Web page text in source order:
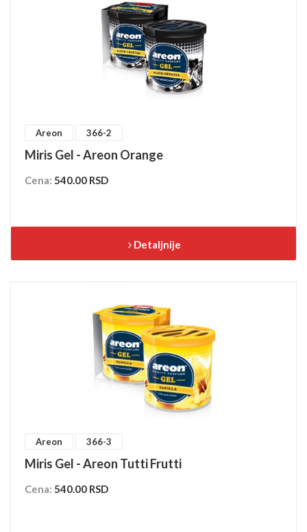
Areon 366-2
Miris Gel - Areon Orange
Cena: 540.00 RSD
Detaljnije
Areon 366-3
Miris Gel - Areon Tutti Frutti
Cena: 540.00 RSD